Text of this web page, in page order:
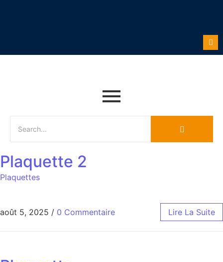
Plaquette 2
Plaquettes
août 5, 2025 / 0 Commentaire Lire La Suite